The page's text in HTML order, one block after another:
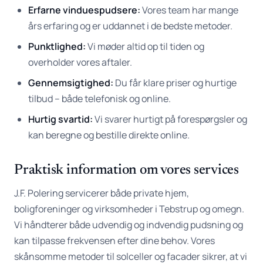
Erfarne vinduespudsere:Vores team har mange
års erfaring og er uddannet i de bedste metoder.
Punktlighed:Vi møder altid op til tiden og
overholder vores aftaler.
Gennemsigtighed: Du får klare priser og hurtige
tilbud – både telefonisk og online.
Hurtig svartid:Vi svarer hurtigt på forespørgsler og
kan beregne og bestille direkte online.
Praktisk information om vores services
J.F. Polering servicerer både private hjem,
boligforeninger og virksomheder i Tebstrup og omegn.
Vi håndterer både udvendig og indvendig pudsning og
kan tilpasse frekvensen efter dine behov. Vores
skånsomme metoder til solceller og facader sikrer, at vi